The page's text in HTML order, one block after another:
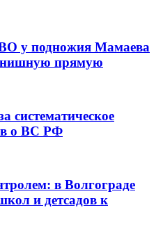
у подножия Мамаева
прямую
систематическое
о ВС РФ
в Волгограде
и детсадов к